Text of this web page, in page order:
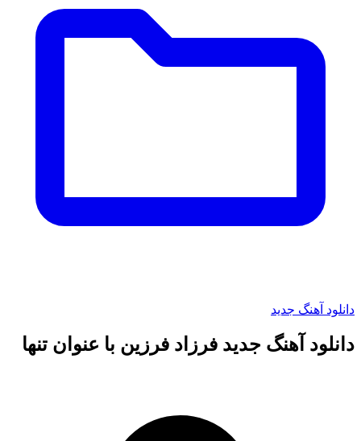
دانلود آهنگ جدید
دانلود آهنگ جدید فرزاد فرزین با عنوان تنها